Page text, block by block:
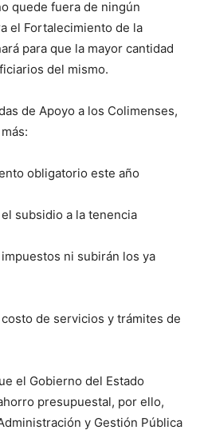
quede fuera de ningún
el Fortalecimiento de la
para que la mayor cantidad
del mismo.
de Apoyo a los Colimenses,
obligatorio este año
subsidio a la tenencia
ni subirán los ya
de servicios y trámites de
el Gobierno del Estado
presupuestal, por ello,
y Gestión Pública